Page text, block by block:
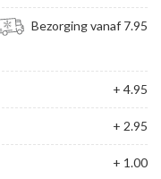
Bezorging vanaf 7.95
+ 4.95
+ 2.95
+ 1.00